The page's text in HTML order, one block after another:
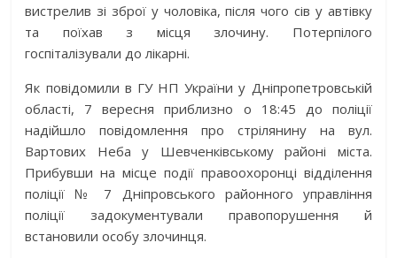
вистрелив зі зброї у чоловіка, після чого сів у автівку
та поїхав з місця злочину. Потерпілого
госпіталізували до лікарні.
Як повідомили в ГУ НП України у Дніпропетровській
області, 7 вересня приблизно о 18:45 до поліції
надійшло повідомлення про стрілянину на вул.
Вартових Неба у Шевченківському районі міста.
Прибувши на місце події правоохоронці відділення
поліції № 7 Дніпровського районного управління
поліції задокументували правопорушення й
встановили особу злочинця.